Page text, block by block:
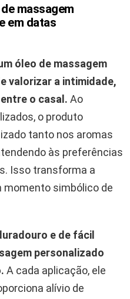
massagem
em datas
óleo de massagem
valorizar a intimidade,
o casal. Ao
o produto
tanto nos aromas
às preferências
Isso transforma a
simbólico de
e de fácil
personalizado
A cada aplicação, ele
alívio de